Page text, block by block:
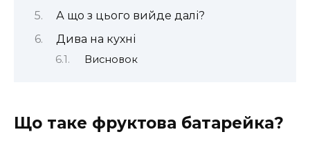
А що з цього вийде далі?
Дива на кухні
Висновок
Що таке фруктова батарейка?